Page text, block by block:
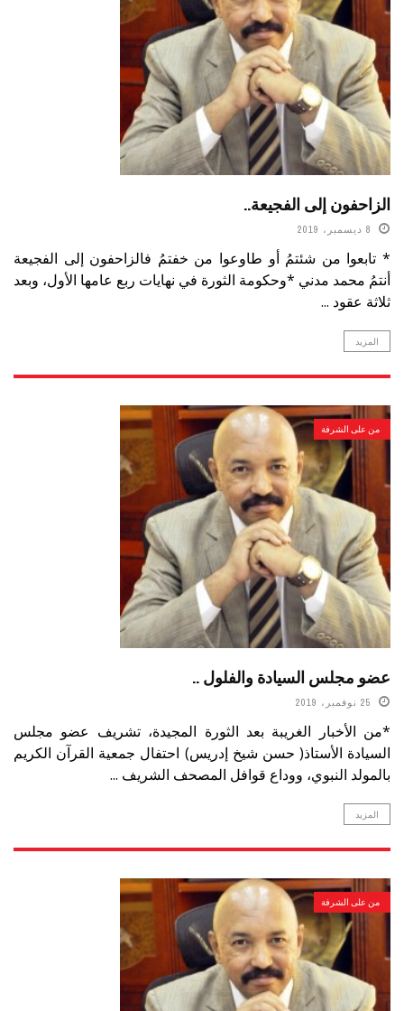
الزاحفون إلى الفجيعة..
8 ديسمبر، 2019
* تابعوا من شئتمُ أو طاوعوا من خفتمُ فالزاحفون إلى الفجيعة
أنتمُ محمد مدني *وحكومة الثورة في نهايات ربع عامها الأول، وبعد
ثلاثة عقود ...
المزيد
من على الشرفة
عضو مجلس السيادة والفلول ..
25 نوفمبر، 2019
*من الأخبار الغريبة بعد الثورة المجيدة، تشريف عضو مجلس
السيادة الأستاذ( حسن شيخ إدريس) احتفال جمعية القرآن الكريم
بالمولد النبوي، ووداع قوافل المصحف الشريف ...
المزيد
من على الشرفة